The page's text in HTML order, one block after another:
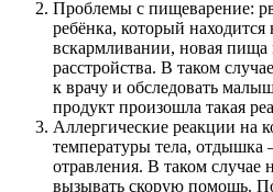
Проблемы с пищеварение:
ребёнка, который находится
вскармливании, новая
расстройства. В таком
к врачу и обследовать
продукт произошла такая
Аллергические реакции на
температуры тела,
отравления. В таком случае
вызывать скорую помощь.